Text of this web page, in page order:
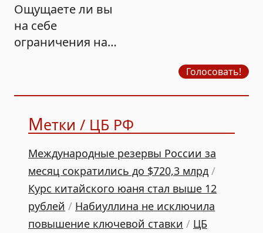
Ощущаете ли вы
на себе
ограничения на
Голосовать!
Метки / ЦБ РФ
Международные резервы России за
месяц сократились до $720,3 млрд /
Курс китайского юаня стал выше 12
рублей / Набиуллина не исключила
повышение ключевой ставки / ЦБ